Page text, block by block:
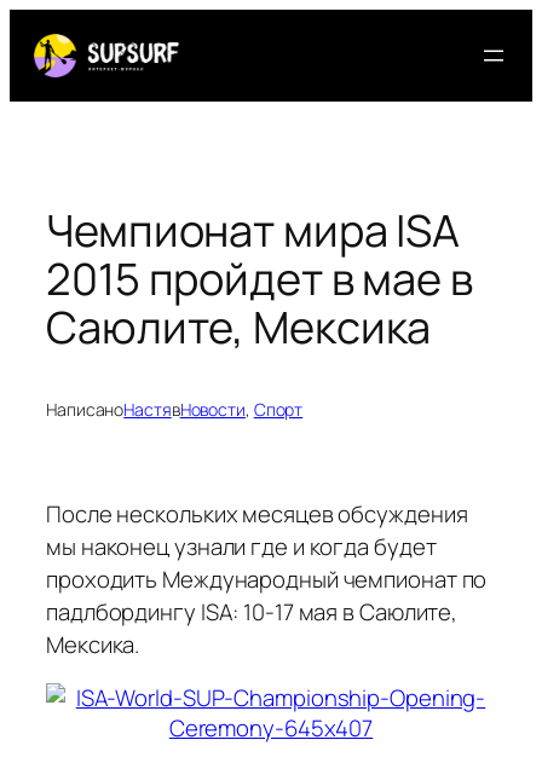
содержимому
Чемпионат мира ISA
2015 пройдет в мае в
Саюлите, Мексика
НаписаноНастявНовости, Спорт
После нескольких месяцев обсуждения
мы наконец узнали где и когда будет
проходить Международный чемпионат по
падлбордингу ISA: 10-17 мая в Саюлите,
Мексика.